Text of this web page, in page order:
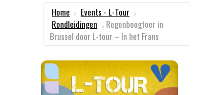
Home
Events - L-Tour
Rondleidingen
Regenboogtoer in
Brussel door L-tour – In het Frans